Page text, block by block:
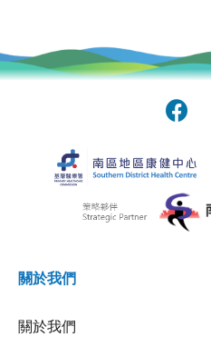
關於我們
關於我們